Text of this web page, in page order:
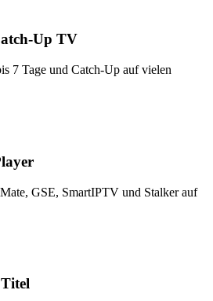
Up TV
7 Tage und Catch-Up auf vielen
GSE, SmartIPTV und Stalker auf